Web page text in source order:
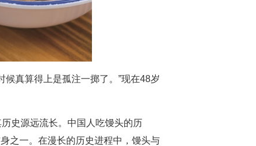
候真算得上是孤注一掷了。”现在48岁
史源远流长。中国人吃馒头的历
之一。在漫长的历史进程中，馒头与